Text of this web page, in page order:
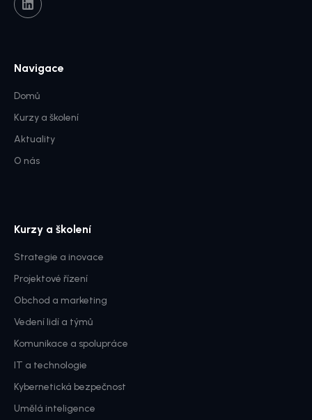
Navigace
Domů
Kurzy a školení
Aktuality
O nás
Kurzy a školení
Strategie a inovace
Projektové řízení
Obchod a marketing
Vedení lidí a týmů
Komunikace a spolupráce
IT a technologie
Kybernetická bezpečnost
Umělá inteligence